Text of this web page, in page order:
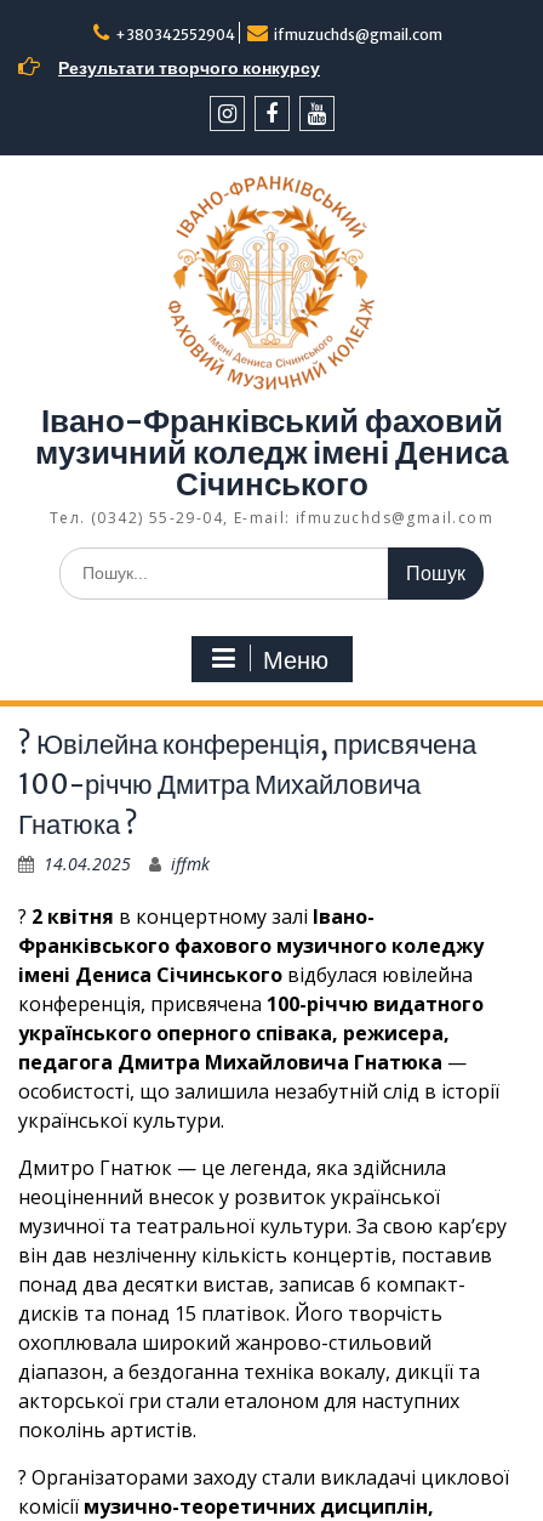
вмісту
+380342552904 ifmuzuchds@gmail.com
Результати творчого конкурсу
Івано-Франківський фаховий
музичний коледж імені Дениса
Січинського
Тел. (0342) 55-29-04, E-mail: ifmuzuchds@gmail.com
Шукати:
Меню
? Ювілейна конференція, присвячена
100-річчю Дмитра Михайловича
Гнатюка ?
14.04.2025 iffmk
? 2 квітня в концертному залі Івано-
Франківського фахового музичного коледжу
імені Дениса Січинського відбулася ювілейна
конференція, присвячена 100-річчю видатного
українського оперного співака, режисера,
педагога Дмитра Михайловича Гнатюка —
особистості, що залишила незабутній слід в історії
української культури.
Дмитро Гнатюк — це легенда, яка здійснила
неоціненний внесок у розвиток української
музичної та театральної культури. За свою кар’єру
він дав незліченну кількість концертів, поставив
понад два десятки вистав, записав 6 компакт-
дисків та понад 15 платівок. Його творчість
охоплювала широкий жанрово-стильовий
діапазон, а бездоганна техніка вокалу, дикції та
акторської гри стали еталоном для наступних
поколінь артистів.
? Організаторами заходу стали викладачі циклової
комісії музично-теоретичних дисциплін,